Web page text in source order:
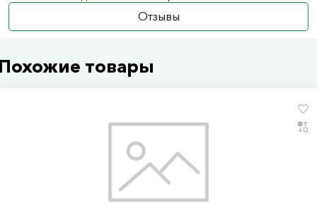
Отзывы
товары